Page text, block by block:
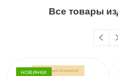
Все товары
НОВИНКИ